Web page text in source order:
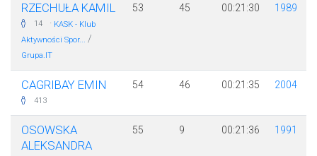
RZECHUŁA KAMIL
14 · KASK - Klub
Aktywności Spor... /
Grupa.IT
53 45 00:21:30 1989
CAGRIBAY EMIN
413
54 46 00:21:35 2004
OSOWSKA
ALEKSANDRA
55 9 00:21:36 1991